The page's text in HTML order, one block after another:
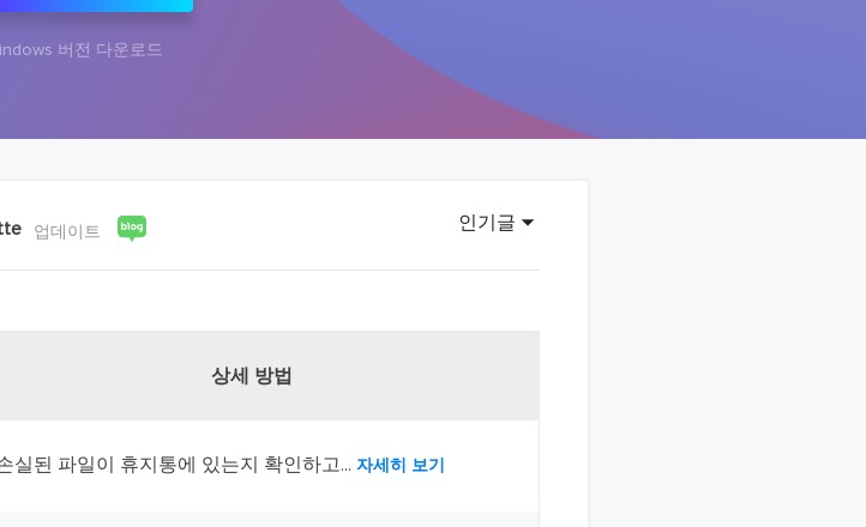
USB 데이터 복구
온리인 파일 복구
시스템 배포
비디오 에디터
간편한 동영상 편집 소프트웨어
동영상 다운로드 맟 음원 추출
보이스 웨이브
버전 다운로드
업데이트 인기글
상세 방법
실된 파일이 휴지통에 있는지 확인하고... 자세히 보기